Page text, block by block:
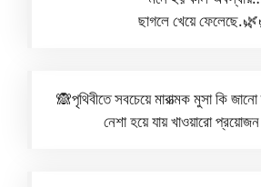
ছাগলে খেয়ে
🙈পৃথিবীতে সবচেয়ে মারাত্মক মুসা কি
নেশা হয়ে যায় খাওয়ারো